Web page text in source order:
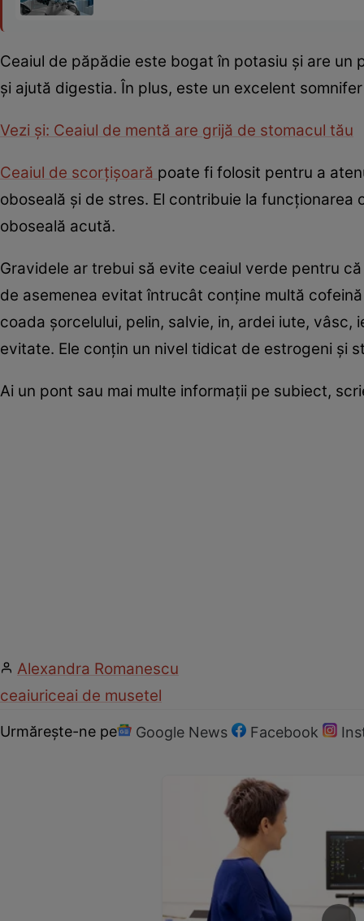
Ceaiul de păpădie este bogat în potasiu și are
și ajută digestia. În plus, este un excelent
Vezi și: Ceaiul de mentă are grijă de stomacul tău
Ceaiul de scorțișoară poate fi folosit pentru a
oboseală și de stres. El contribuie la
oboseală acută.
Gravidele ar trebui să evite ceaiul verde pentru
de asemenea evitat întrucât conține multă
coada șorcelului, pelin, salvie, in, ardei iute,
evitate. Ele conțin un nivel tidicat de estrogeni și
Ai un pont sau mai multe informații pe subiect,
Alexandra Romanescu
ceaiuriceai de musetel
Urmărește-ne pe Google News Facebook